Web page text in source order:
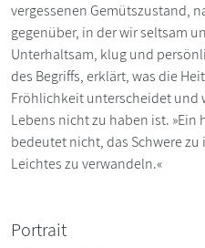
vergessenen Gemütszustand,
gegenüber, in der wir seltsam
Unterhaltsam, klug und
des Begriffs, erklärt, was die
Fröhlichkeit unterscheidet und
Lebens nicht zu haben ist. »Ein
bedeutet nicht, das Schwere
Leichtes zu verwandeln.«
Portrait